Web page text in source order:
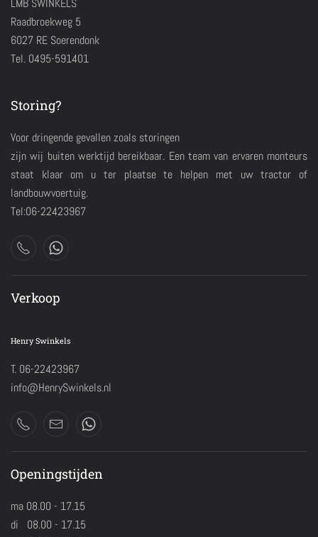
LMB SWINKELS
Raadbroekweg 5
6027 RE Soerendonk
Tel. 0495-591401
Storing?
Voor dringende gevallen zoals storingen
zijn wij buiten werktijd bereikbaar. Een team van ervaren monteurs
staat klaar om u ter plaatse te helpen met uw tractor of
landbouwvoertuig.
Tel:06-22423967
Verkoop
Henry Swinkels
T. 06-22423967
info@HenrySwinkels.nl
Openingstijden
ma 08.00 - 17.15
di 08.00 - 17.15